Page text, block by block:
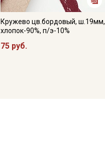
Кружево цв.бордовый, ш.19мм,
хлопок-90%, п/э-10%
75 руб.